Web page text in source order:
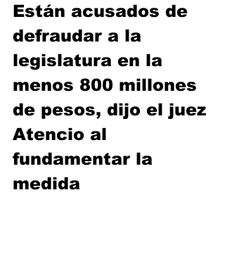
Están acusados de
defraudar a la
legislatura en la
menos 800 millones
de pesos, dijo el juez
Atencio al
fundamentar la
medida